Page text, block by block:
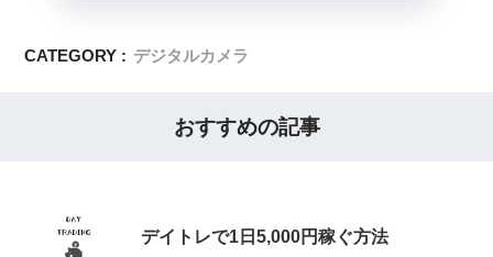
CATEGORY : デジタルカメラ
おすすめの記事
デイトレで1日5,000円稼ぐ方法